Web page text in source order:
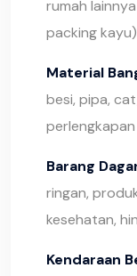
rumah
packing
Material
besi, pipa,
Barang
ringan,
kesehatan,
Kendaraan